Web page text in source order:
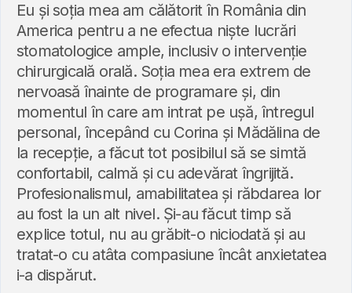
Eu și soția mea am călătorit în România din
America pentru a ne efectua niște lucrări
stomatologice ample, inclusiv o intervenție
chirurgicală orală. Soția mea era extrem de
nervoasă înainte de programare și, din
momentul în care am intrat pe ușă, întregul
personal, începând cu Corina și Mădălina de
la recepție, a făcut tot posibilul să se simtă
confortabil, calmă și cu adevărat îngrijită.
Profesionalismul, amabilitatea și răbdarea lor
au fost la un alt nivel. Și-au făcut timp să
explice totul, nu au grăbit-o niciodată și au
tratat-o ​​cu atâta compasiune încât anxietatea
i-a dispărut.